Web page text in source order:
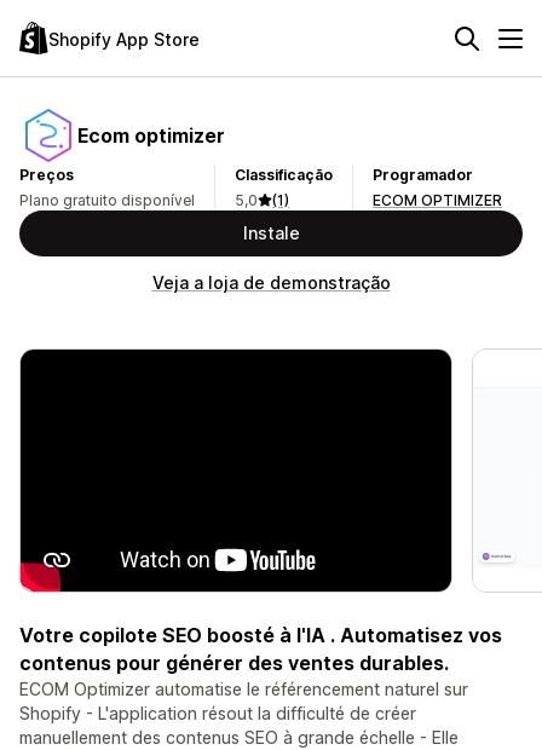
Shopify App Store
Ecom optimizer
Preços
Plano gratuito disponível
Classificação
5,0
(1)
Programador
ECOM OPTIMIZER
Instale
Veja a loja de demonstração
Votre copilote SEO boosté à l'IA . Automatisez vos
contenus pour générer des ventes durables.
ECOM Optimizer automatise le référencement naturel sur
Shopify - L'application résout la difficulté de créer
manuellement des contenus SEO à grande échelle - Elle